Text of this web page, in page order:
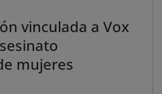
vinculada a Vox
mujeres